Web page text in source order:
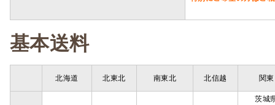
基本送料
北海道 北東北 南東北 北信越 関東
茨城